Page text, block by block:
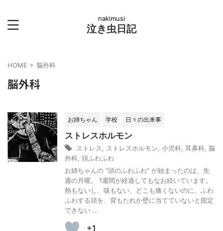
nakimusi
泣き虫日記
HOME > 脳外科
脳外科
お姉ちゃん 学校 日々の出来事
ストレスホルモン
ストレス ストレスホルモン 小児科 耳鼻科 脳
外科 頭ふわふわ
お姉ちゃんの “頭のふわふわ” が始まったのは、先
週の月曜。 1週間が経過してもなお続いています。
熱もないし、咳もない、どこも痛くないのに、ふわ
ふわする頭を、背もたれか壁に当てていないと固定
できない ...
+1